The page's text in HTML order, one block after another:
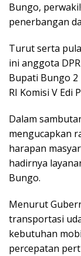
Bungo,
penerbangan
Turut serta
ini anggota
Bupati Bungo 2
RI Komisi V Edi
Dalam
mengucapkan
harapan
hadirnya
Bungo.
Menurut
transportasi
kebutuhan
percepatan